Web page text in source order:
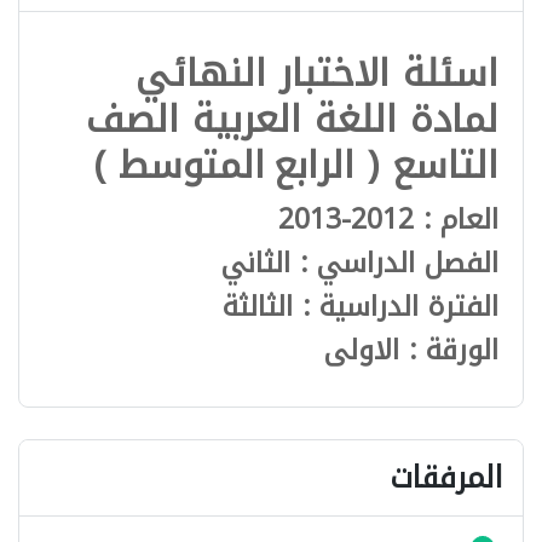
اسئلة الاختبار النهائي
لمادة اللغة العربية الصف
التاسع ( الرابعالمتوسط )
العام : 2012-2013
الفصل الدراسي : الثاني
الفترة الدراسية : الثالثة
الورقة : الاولى
المرفقات